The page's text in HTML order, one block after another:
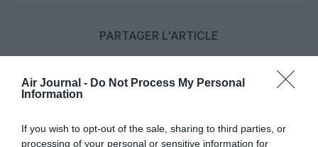
Air Journal - Do Not Process My Personal
Information
If you wish to opt-out of the sale, sharing to third parties, or
processing of your personal or sensitive information for
PARTAGER L'ARTICLE
Facebook